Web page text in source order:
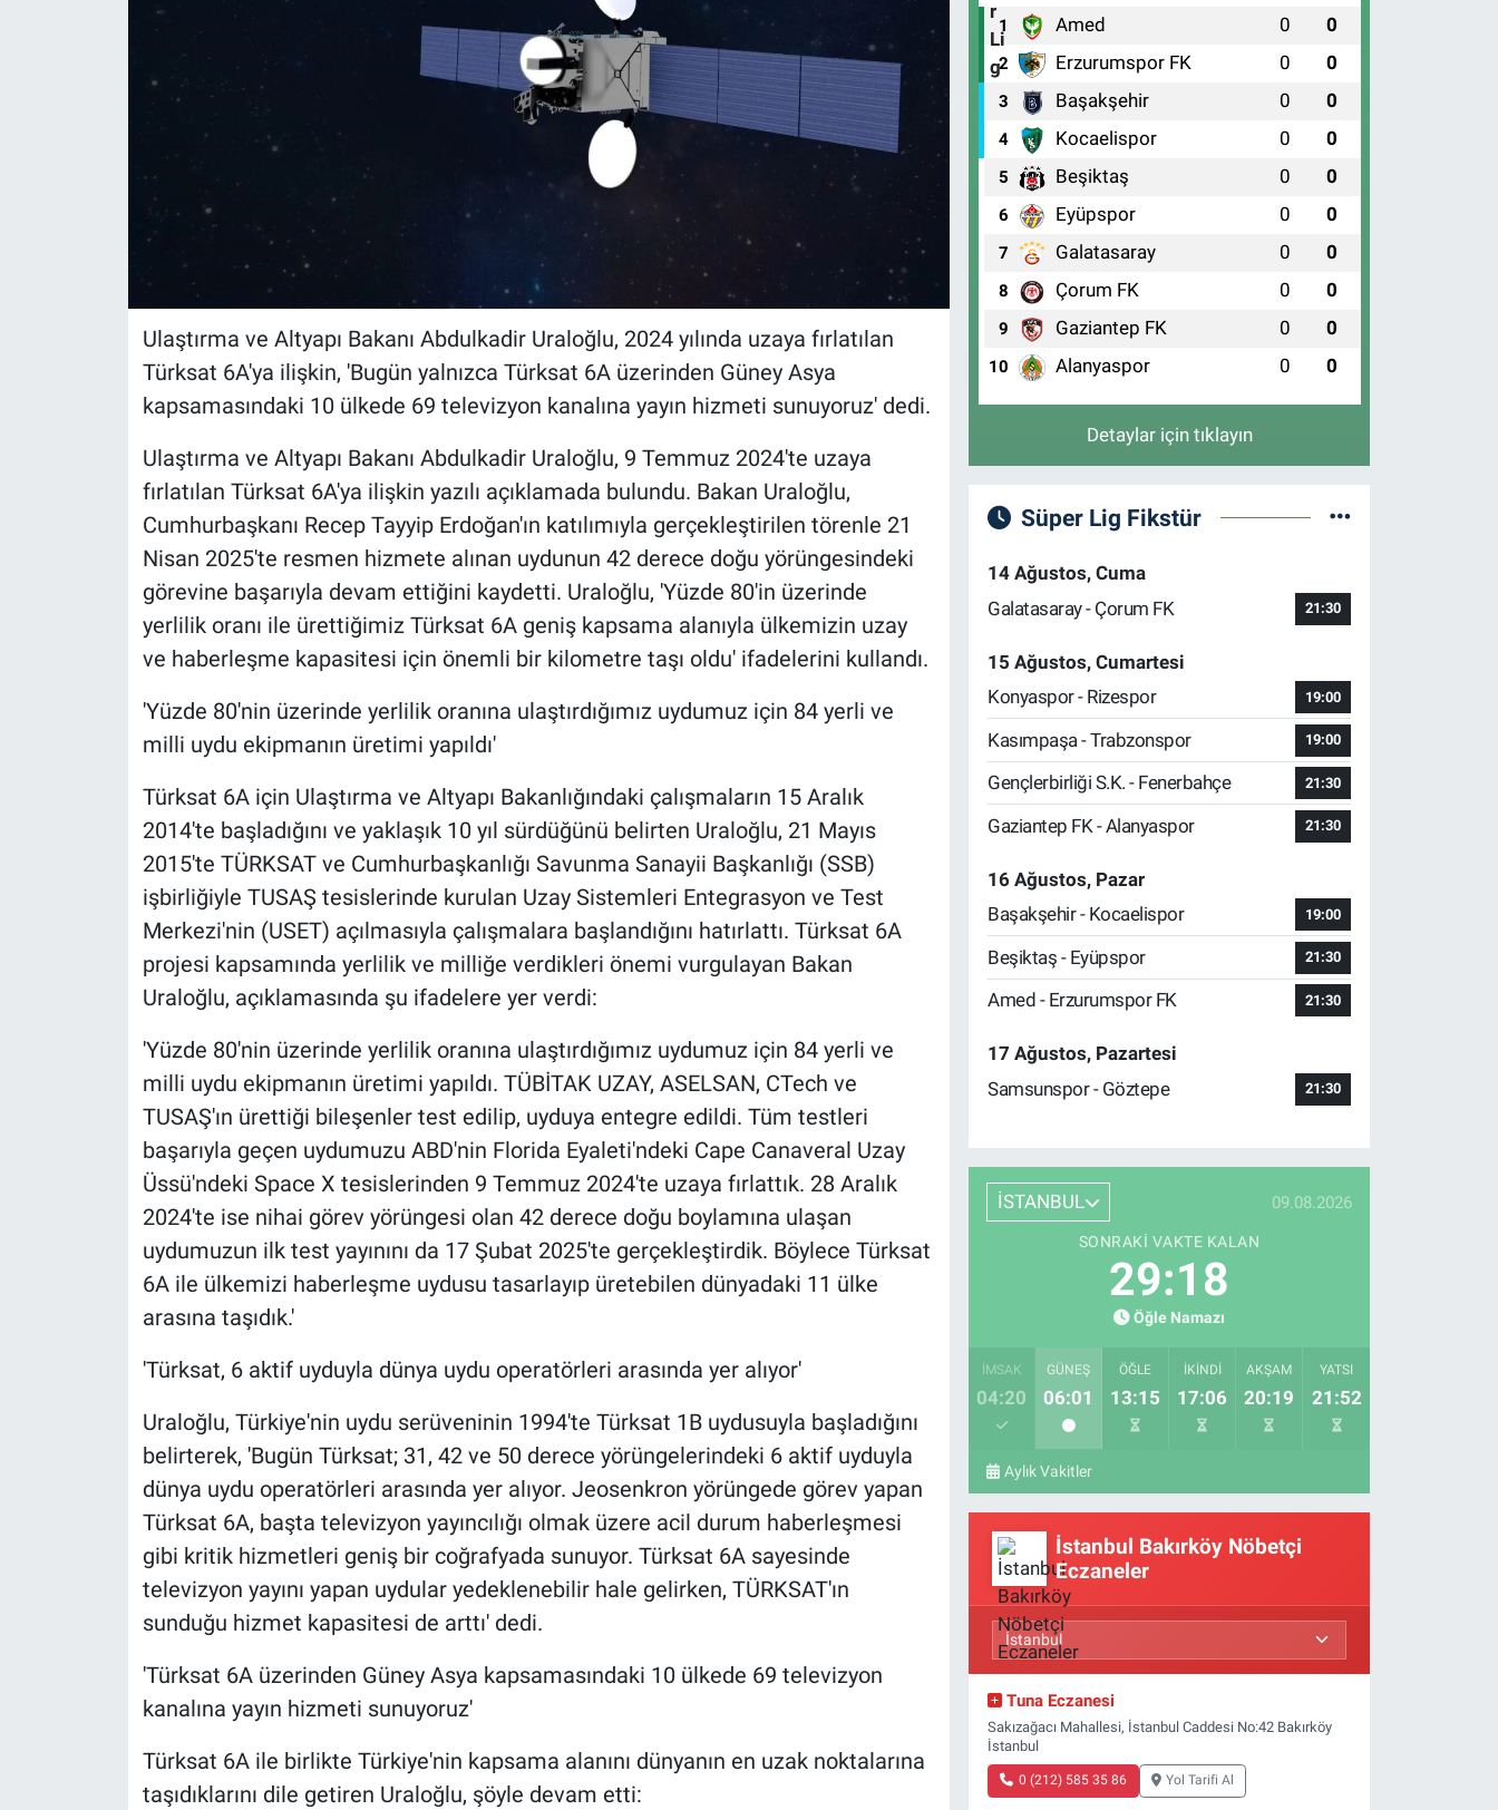
Ulaştırma ve Altyapı Bakanı Abdulkadir Uraloğlu, 2024 yılında uzaya fırlatılan
Türksat 6A'ya ilişkin, 'Bugün yalnızca Türksat 6A üzerinden Güney Asya
kapsamasındaki 10 ülkede 69 televizyon kanalına yayın hizmeti sunuyoruz' dedi.
Ulaştırma ve Altyapı Bakanı Abdulkadir Uraloğlu, 9 Temmuz 2024'te uzaya
fırlatılan Türksat 6A'ya ilişkin yazılı açıklamada bulundu. Bakan Uraloğlu,
Cumhurbaşkanı Recep Tayyip Erdoğan'ın katılımıyla gerçekleştirilen törenle 21
Nisan 2025'te resmen hizmete alınan uydunun 42 derece doğu yörüngesindeki
görevine başarıyla devam ettiğini kaydetti. Uraloğlu, 'Yüzde 80'in üzerinde
yerlilik oranı ile ürettiğimiz Türksat 6A geniş kapsama alanıyla ülkemizin uzay
ve haberleşme kapasitesi için önemli bir kilometre taşı oldu' ifadelerini kullandı.
'Yüzde 80'nin üzerinde yerlilik oranına ulaştırdığımız uydumuz için 84 yerli ve
milli uydu ekipmanın üretimi yapıldı'
Türksat 6A için Ulaştırma ve Altyapı Bakanlığındaki çalışmaların 15 Aralık
2014'te başladığını ve yaklaşık 10 yıl sürdüğünü belirten Uraloğlu, 21 Mayıs
2015'te TÜRKSAT ve Cumhurbaşkanlığı Savunma Sanayii Başkanlığı (SSB)
işbirliğiyle TUSAŞ tesislerinde kurulan Uzay Sistemleri Entegrasyon ve Test
Merkezi'nin (USET) açılmasıyla çalışmalara başlandığını hatırlattı. Türksat 6A
projesi kapsamında yerlilik ve milliğe verdikleri önemi vurgulayan Bakan
Uraloğlu, açıklamasında şu ifadelere yer verdi:
'Yüzde 80'nin üzerinde yerlilik oranına ulaştırdığımız uydumuz için 84 yerli ve
milli uydu ekipmanın üretimi yapıldı. TÜBİTAK UZAY, ASELSAN, CTech ve
TUSAŞ'ın ürettiği bileşenler test edilip, uyduya entegre edildi. Tüm testleri
başarıyla geçen uydumuzu ABD'nin Florida Eyaleti'ndeki Cape Canaveral Uzay
Üssü'ndeki Space X tesislerinden 9 Temmuz 2024'te uzaya fırlattık. 28 Aralık
2024'te ise nihai görev yörüngesi olan 42 derece doğu boylamına ulaşan
uydumuzun ilk test yayınını da 17 Şubat 2025'te gerçekleştirdik. Böylece Türksat
6A ile ülkemizi haberleşme uydusu tasarlayıp üretebilen dünyadaki 11 ülke
arasına taşıdık.'
'Türksat, 6 aktif uyduyla dünya uydu operatörleri arasında yer alıyor'
Uraloğlu, Türkiye'nin uydu serüveninin 1994'te Türksat 1B uydusuyla başladığını
belirterek, 'Bugün Türksat; 31, 42 ve 50 derece yörüngelerindeki 6 aktif uyduyla
dünya uydu operatörleri arasında yer alıyor. Jeosenkron yörüngede görev yapan
Türksat 6A, başta televizyon yayıncılığı olmak üzere acil durum haberleşmesi
gibi kritik hizmetleri geniş bir coğrafyada sunuyor. Türksat 6A sayesinde
televizyon yayını yapan uydular yedeklenebilir hale gelirken, TÜRKSAT'ın
sunduğu hizmet kapasitesi de arttı' dedi.
'Türksat 6A üzerinden Güney Asya kapsamasındaki 10 ülkede 69 televizyon
kanalına yayın hizmeti sunuyoruz'
Türksat 6A ile birlikte Türkiye'nin kapsama alanını dünyanın en uzak noktalarına
taşıdıklarını dile getiren Uraloğlu, şöyle devam etti:
1 Amed 0 0
2 Erzurumspor FK 0 0
3 Başakşehir 0 0
4 Kocaelispor 0 0
5 Beşiktaş 0 0
6 Eyüpspor 0 0
7 Galatasaray 0 0
8 Çorum FK 0 0
9 Gaziantep FK 0 0
10 Alanyaspor 0 0
Detaylar için tıklayın
Süper Lig Fikstür
14 Ağustos, Cuma
Galatasaray - Çorum FK
21:30
15 Ağustos, Cumartesi
Konyaspor - Rizespor
19:00
Kasımpaşa - Trabzonspor 19:00
Gençlerbirliği S.K. - Fenerbahçe 21:30
Gaziantep FK - Alanyaspor 21:30
16 Ağustos, Pazar
Başakşehir - Kocaelispor
19:00
Beşiktaş - Eyüpspor 21:30
Amed - Erzurumspor FK 21:30
17 Ağustos, Pazartesi
Samsunspor - Göztepe
21:30
İSTANBUL 09.08.2026
SONRAKI VAKTE KALAN
29:17
Öğle Namazı
İMSAK
04:20
GÜNEŞ
06:01
ÖĞLE
13:15
İKINDI
17:06
AKŞAM
20:19
YATSI
21:52
Aylık Vakitler
İstanbul Bakırköy Nöbetçi
Eczaneler
Tuna Eczanesi
Sakızağacı Mahallesi, İstanbul Caddesi No:42 Bakırköy
İstanbul
0 (212) 585 35 86 Yol Tarifi Al